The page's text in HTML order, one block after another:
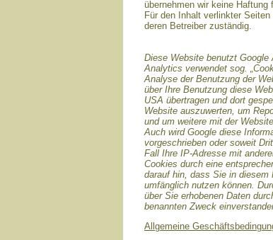
übernehmen wir keine
Für den Inhalt verlinkter
deren Betreiber zuständig.
Diese Website benutzt Google
Analytics verwendet sog.
Analyse der Benutzung der
über Ihre Benutzung diese
USA übertragen und dort
Website auszuwerten, um
und um weitere mit der
Auch wird Google diese
vorgeschrieben oder soweit
Fall Ihre IP-Adresse mit
Cookies durch eine
darauf hin, dass Sie in
umfänglich nutzen können.
über Sie erhobenen Daten
benannten Zweck
Allgemeine